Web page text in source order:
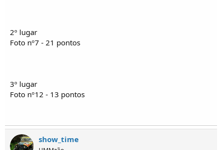
o
s
2º lugar
Foto nº7 - 21 pontos
3º lugar
Foto nº12 - 13 pontos
show_time